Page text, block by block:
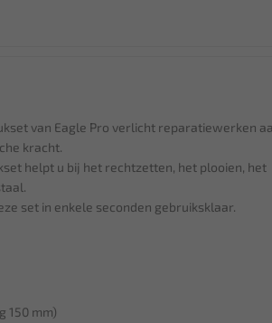
van Eagle Pro verlicht reparatiewerken
kracht.
helpt u bij het rechtzetten, het plooien, het
set in enkele seconden gebruiksklaar.
150 mm)